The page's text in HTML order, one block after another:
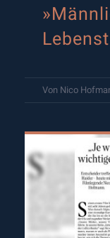
Von Nico